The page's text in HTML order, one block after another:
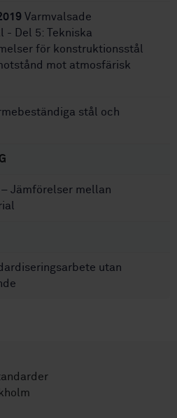
Varmvalsade
- Del 5: Tekniska
för konstruktionsstål
mot atmosfärisk
stål och
Jämförelser mellan
utan